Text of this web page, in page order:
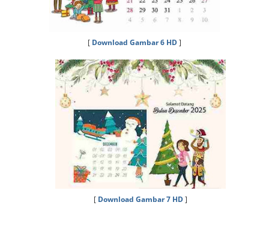
[ Download Gambar 6 HD]
[ Download Gambar 7 HD]